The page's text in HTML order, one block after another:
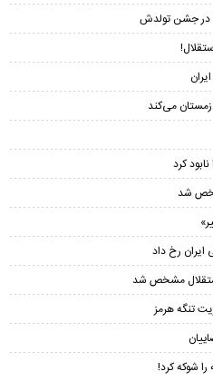
در جشن تولدش
می‌کند
کرد
شد
رخ داد
استقلال مشخص شد
تنگه هرمز
شوکه کرد!